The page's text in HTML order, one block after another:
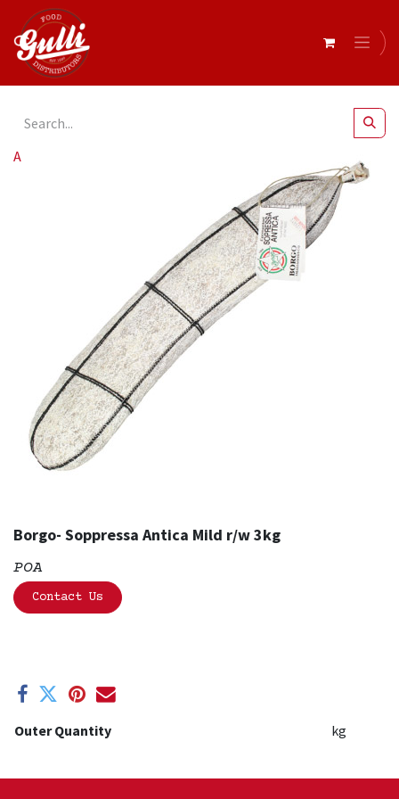
All Products
Borgo- Soppressa Antica Mild r/w 3kg
POA
Contact Us
Outer Quantity kg